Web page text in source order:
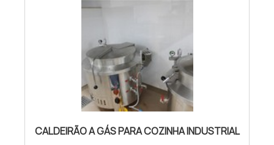
CALDEIRÃO A GÁS PARA COZINHA INDUSTRIAL